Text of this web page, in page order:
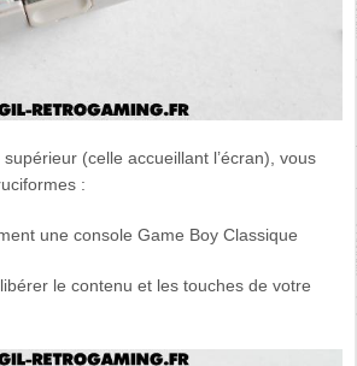
(celle accueillant l’écran), vous
:
le contenu et les touches de votre